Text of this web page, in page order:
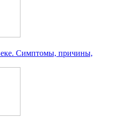
Симптомы, причины,